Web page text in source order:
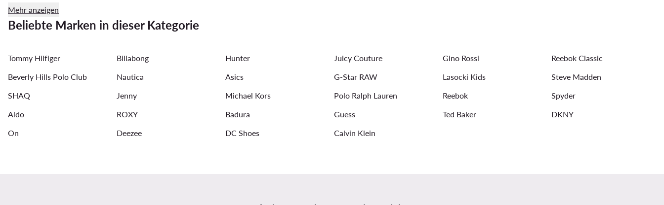
Abendkleider Anzugsakkos für Herren Basketballschuhe Kinder
Mehr anzeigen
Beliebte Marken in dieser Kategorie
Tommy Hilfiger Billabong Hunter Juicy Couture Gino Rossi
Reebok Classic
Beverly Hills Polo Club
Nautica Asics G-Star RAW Lasocki Kids
Steve Madden
SHAQ
Jenny Michael Kors Polo Ralph Lauren Reebok
Spyder
Aldo
ROXY Badura Guess Ted Baker
DKNY
On
Deezee DC Shoes Calvin Klein